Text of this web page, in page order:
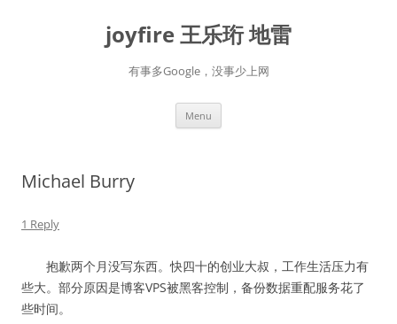
joyfire 王乐珩 地雷
有事多Google，没事少上网
Menu
Michael Burry
1 Reply
抱歉两个月没写东西。快四十的创业大叔，工作生活压力有
些大。部分原因是博客VPS被黑客控制，备份数据重配服务花了
些时间。